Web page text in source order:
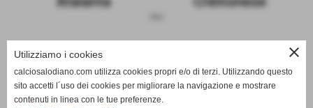
Le due squadre a confronto
Atalanta Cremonese
close
Utilizziamo i cookies
calciosalodiano.com utilizza cookies propri e/o di terzi. Utilizzando questo
sito accetti l´uso dei cookies per migliorare la navigazione e mostrare
contenuti in linea con le tue preferenze.